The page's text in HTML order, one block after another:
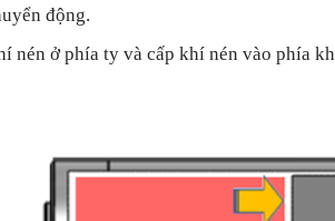
động.
nén ở phía ty và cấp khí nén vào phía